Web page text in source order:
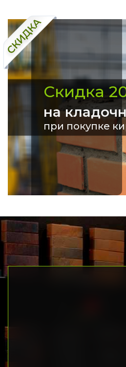
Скидка
на
при покупке